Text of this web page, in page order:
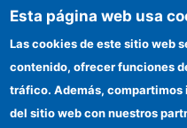
Esta página web usa
Las cookies de este sitio web
contenido, ofrecer funciones
tráfico. Además, compartimos
del sitio web con nuestros